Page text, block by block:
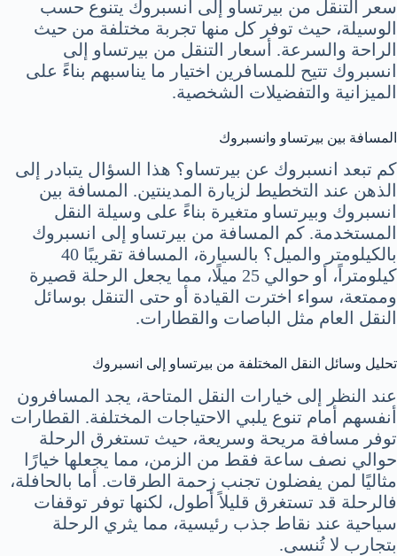
سعر التنقل من بيرتساو إلى انسبروك يتنوع حسب
الوسيلة، حيث توفر كل منها تجربة مختلفة من حيث
الراحة والسرعة. أسعار التنقل من بيرتساو إلى
انسبروك تتيح للمسافرين اختيار ما يناسبهم بناءً على
الميزانية والتفضيلات الشخصية.
المسافة بين بيرتساو وانسبروك
كم تبعد انسبروك عن بيرتساو؟ هذا السؤال يتبادر إلى
الذهن عند التخطيط لزيارة المدينتين. المسافة بين
انسبروك وبيرتساو متغيرة بناءً على وسيلة النقل
المستخدمة. كم المسافة من بيرتساو إلى انسبروك
بالكيلومتر والميل؟ بالسيارة، المسافة تقريبًا 40
كيلومتراً، أو حوالي 25 ميلًا، مما يجعل الرحلة قصيرة
وممتعة، سواء اخترت القيادة أو حتى التنقل بوسائل
النقل العام مثل الباصات والقطارات.
تحليل وسائل النقل المختلفة من بيرتساو إلى انسبروك
عند النظر إلى خيارات النقل المتاحة، يجد المسافرون
أنفسهم أمام تنوع يلبي الاحتياجات المختلفة. القطارات
توفر مسافة مريحة وسريعة، حيث تستغرق الرحلة
حوالي نصف ساعة فقط من الزمن، مما يجعلها خيارًا
مثاليًا لمن يفضلون تجنب زحمة الطرقات. أما بالحافلة،
فالرحلة قد تستغرق قليلاً أطول، لكنها توفر توقفات
سياحية عند نقاط جذب رئيسية، مما يثري الرحلة
بتجارب لا تُنسى.